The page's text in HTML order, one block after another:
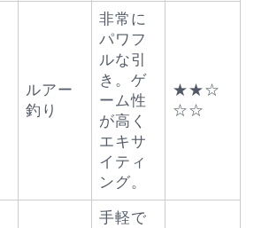
ルアー
釣り
非常に
パワフ
ルな引
き。ゲ
ーム性
が高く
エキサ
イティ
ング。
★★☆
☆☆
手軽で